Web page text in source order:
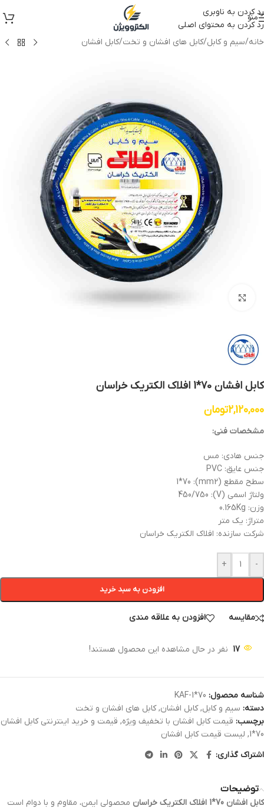
رد کردن به ناوبری
رد کردن به محتوای اصلی
منو
خانه/سیم و کابل/کابل های افشان و تخت/کابل افشان
کابل افشان 70*1 افلاک الکتریک خراسان
2,120,000تومان
مشخصات فنی:
جنس هادی: مس
جنس عایق: PVC
سطح مقطع (mm2): 1*70
ولتاژ اسمی (V): 450/750
وزن: 0.165Kg
متراژ: یک متر
شرکت سازنده: افلاک الکتریک خراسان
-
+
افزودن به سبد خرید
مقایسه افزودن به علاقه مندی
17 نفر در حال مشاهده این محصول هستند!
شناسه محصول: KAF-1*70
دسته: سیم و کابل, کابل افشان, کابل های افشان و تخت
برچسب: قیمت کابل افشان با تخفیف ویژه, قیمت و خرید اینترنتی کابل افشان
70*1
, لیست قیمت کابل افشان
اشتراک گذاری:
توضیحات
کابل افشان 70*1 افلاک الکتریک خراسان
محصولی ایمن، مقاوم و با دوام است